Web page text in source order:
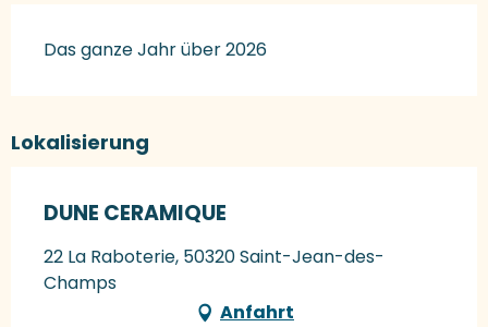
Das ganze Jahr über 2026
Lokalisierung
DUNE CERAMIQUE
22 La Raboterie, 50320 Saint-Jean-des-
Champs
Anfahrt